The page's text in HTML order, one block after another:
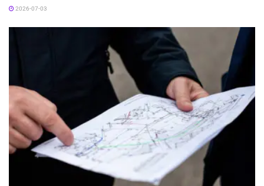
2026-07-03